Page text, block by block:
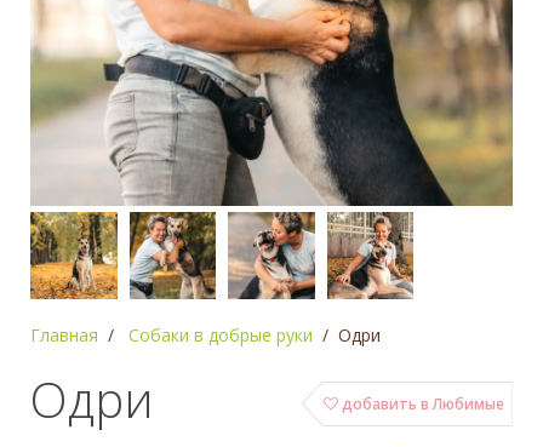
Главная Собаки в добрые руки Одри
добавить в Любимые
Одри